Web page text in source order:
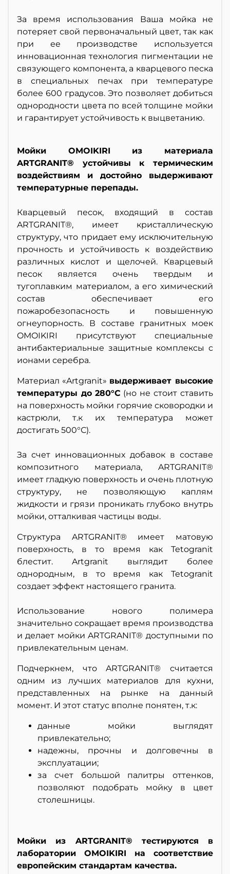
За время использования Ваша мойка не
потеряет свой первоначальный цвет, так как
при ее производстве используется
инновационная технология пигментации не
связующего компонента, а кварцевого песка
в специальных печах при температуре
более 600 градусов. Это позволяет добиться
однородности цвета по всей толщине мойки
и гарантирует устойчивость к выцветанию.
Мойки OMOIKIRI из материала
ARTGRANIT® устойчивы к термическим
воздействиям и достойно выдерживают
температурные перепады.
Кварцевый песок, входящий в состав
ARTGRANIT®, имеет кристаллическую
структуру, что придает ему исключительную
прочность и устойчивость к воздействию
различных кислот и щелочей. Кварцевый
песок является очень твердым и
тугоплавким материалом, а его химический
состав обеспечивает его
пожаробезопасность и повышенную
огнеупорность. В составе гранитных моек
OMOIKIRI присутствуют специальные
антибактериальные защитные комплексы с
ионами серебра.
Материал «Artgranit» выдерживает высокие
температуры до 280°С (но не стоит ставить
на поверхность мойки горячие сковородки и
кастрюли, т.к их температура может
достигать 500°С).
За счет инновационных добавок в составе
композитного материала, ARTGRANIT®
имеет гладкую поверхность и очень плотную
структуру, не позволяющую каплям
жидкости и грязи проникать глубоко внутрь
мойки, отталкивая частицы воды.
Структура ARTGRANIT® имеет матовую
поверхность, в то время как Tetogranit
блестит. Artgranit выглядит более
однородным, в то время как Tetogranit
создает эффект настоящего гранита.
Использование нового полимера
значительно сокращает время производства
и делает мойки ARTGRANIT® доступными по
привлекательным ценам.
Подчеркнем, что ARTGRANIT® считается
одним из лучших материалов для кухни,
представленных на рынке на данный
момент. И этот статус вполне понятен, т.к:
данные мойки выглядят
привлекательно;
надежны, прочны и долговечны в
эксплуатации;
за счет большой палитры оттенков,
позволяют подобрать мойку в цвет
столешницы.
Мойки из ARTGRANIT® тестируются в
лаборатории OMOIKIRI на соответствие
европейским стандартам качества.